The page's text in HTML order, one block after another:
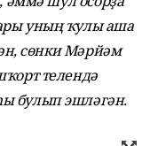
уның ҡулы аша
сөнки Мәрйәм
телендә
булып эшләгән.